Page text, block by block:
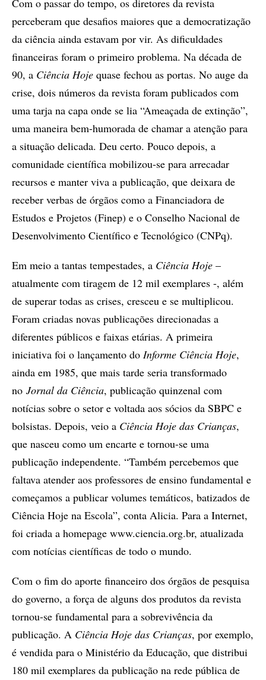
Com o passar do tempo, os diretores da revista
perceberam que desafios maiores que a democratização
da ciência ainda estavam por vir. As dificuldades
financeiras foram o primeiro problema. Na década de
90, a Ciência Hoje quase fechou as portas. No auge da
crise, dois números da revista foram publicados com
uma tarja na capa onde se lia “Ameaçada de extinção”,
uma maneira bem-humorada de chamar a atenção para
a situação delicada. Deu certo. Pouco depois, a
comunidade científica mobilizou-se para arrecadar
recursos e manter viva a publicação, que deixara de
receber verbas de órgãos como a Financiadora de
Estudos e Projetos (Finep) e o Conselho Nacional de
Desenvolvimento Científico e Tecnológico (CNPq).
Em meio a tantas tempestades, a Ciência Hoje –
atualmente com tiragem de 12 mil exemplares -, além
de superar todas as crises, cresceu e se multiplicou.
Foram criadas novas publicações direcionadas a
diferentes públicos e faixas etárias. A primeira
iniciativa foi o lançamento do Informe Ciência Hoje,
ainda em 1985, que mais tarde seria transformado
no Jornal da Ciência, publicação quinzenal com
notícias sobre o setor e voltada aos sócios da SBPC e
bolsistas. Depois, veio a Ciência Hoje das Crianças,
que nasceu como um encarte e tornou-se uma
publicação independente. “Também percebemos que
faltava atender aos professores de ensino fundamental e
começamos a publicar volumes temáticos, batizados de
Ciência Hoje na Escola”, conta Alicia. Para a Internet,
foi criada a homepage www.ciencia.org.br, atualizada
com notícias científicas de todo o mundo.
Com o fim do aporte financeiro dos órgãos de pesquisa
do governo, a força de alguns dos produtos da revista
tornou-se fundamental para a sobrevivência da
publicação. A Ciência Hoje das Crianças, por exemplo,
é vendida para o Ministério da Educação, que distribui
180 mil exemplares da publicação na rede pública de